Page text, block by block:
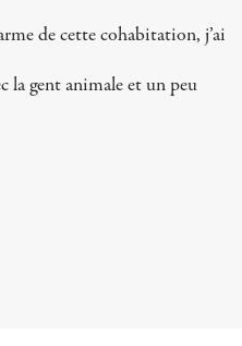
de cette cohabitation, j’ai
la gent animale et un peu